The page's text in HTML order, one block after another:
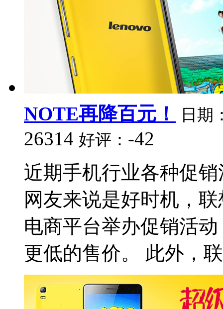
NOTE再降百元！ 日期
26314 好评： -42
近期手机行业各种促
网友来说是好时机，
电商平台举办促销活
更低的售价。 此外，